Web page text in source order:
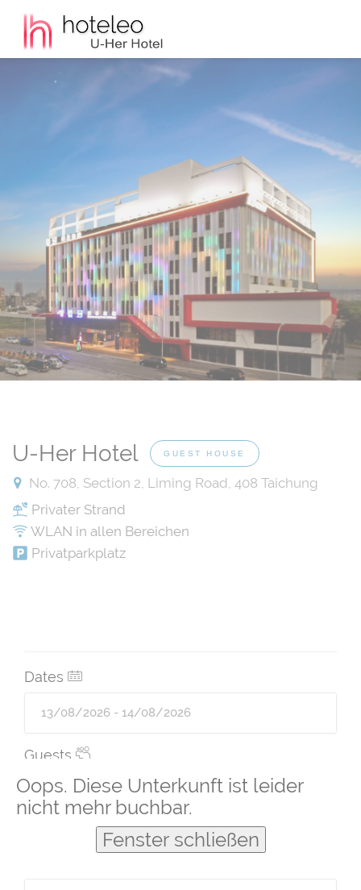
Oops. Diese Unterkunft ist leider
nicht mehr buchbar.
Fenster schließen
U-Her Hotel GUEST HOUSE
No. 708, Section 2, Liming Road, 408 Taichung
Privater Strand
WLAN in allen Bereichen
Privatparkplatz
Dates
Guests